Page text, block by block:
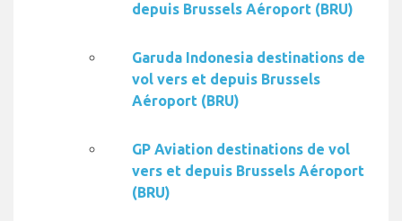
depuis Brussels Aéroport (BRU)
Garuda Indonesia destinations de
vol vers et depuis Brussels
Aéroport (BRU)
GP Aviation destinations de vol
vers et depuis Brussels Aéroport
(BRU)